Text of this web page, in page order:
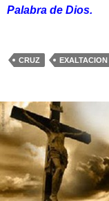
Palabra de Dios.
CRUZ EXALTACION